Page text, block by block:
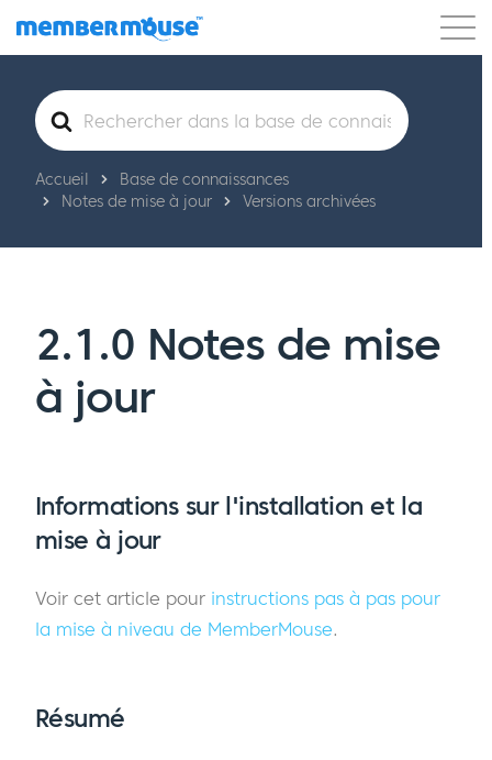
Caractéristiques Clients Tarification
Commencer
Rechercher
Accueil
Base de connaissances
Notes de mise à jour
Versions archivées
2.1.0 Notes de mise
à jour
Informations sur l'installation et la
mise à jour
Voir cet article pour instructions pas à pas pour
la mise à niveau de MemberMouse.
Résumé